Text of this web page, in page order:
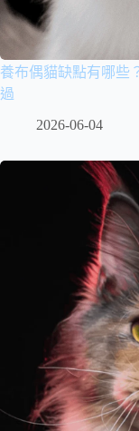
養布偶貓缺點有哪些
過
2026-06-04